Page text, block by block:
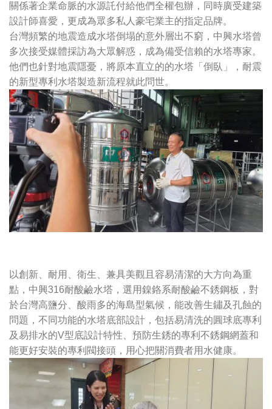
關係著企業命脈的水源託付給他們全權包辦，同時廣受建築
設計師喜愛，更成為眾多私人豪宅業主的指定品牌。
台灣頻繁的地震造成水塔倒塌的意外層出不窮，中興水塔曾
多次接受媒體採訪為大眾解惑，成為備受信賴的水塔專家。
他們也針對地震隱憂，將原本直立的的水塔「倒臥」，耐震
的新型專利水塔製造新流程就此問世。
以創新、耐用、衛生、兼具美觀且容易清潔的大方向為重
點，中興316耐酸鹼水塔，選用鎳鉻系耐酸鹼不銹鋼板，對
於台灣高鹽分、酸雨多的海島型氣候，能改善生鏽及孔蝕的
問題，不同功能的水塔底部設計，包括易清洗的圓球底專利
及易排水的V型底設計特性、預防生銹的專利不銹鋼網蓋和
能更好安裝的專利閥接頭，用心把關消費者用水健康。